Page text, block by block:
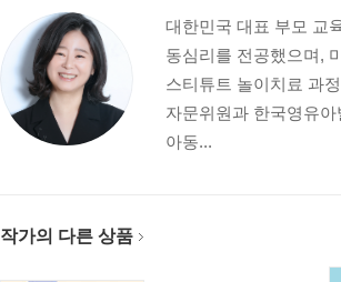
대한민국 대표 부모 교
동심리를 전공했으며,
스티튜트 놀이치료 과
자문위원과 한국영유
아동...
작가의 다른 상품